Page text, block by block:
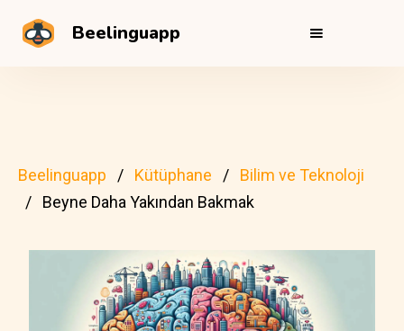
Beelinguapp
Beelinguapp Kütüphane
Bilim ve Teknoloji
Beyne Daha Yakından Bakmak